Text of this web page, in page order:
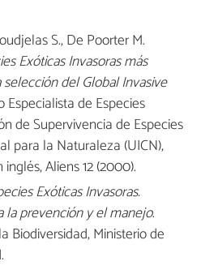
S., De Poorter M.
Exóticas Invasoras más
del Global Invasive
Especialista de Especies
de Supervivencia de Especies
para la Naturaleza (UICN),
Aliens 12 (2000).
Exóticas Invasoras.
la prevención y el manejo.
Biodiversidad, Ministerio de